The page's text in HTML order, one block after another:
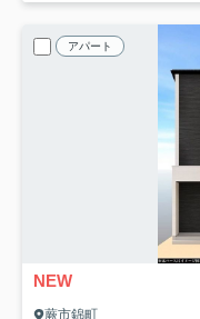
アパート
NEW
蕨市錦町